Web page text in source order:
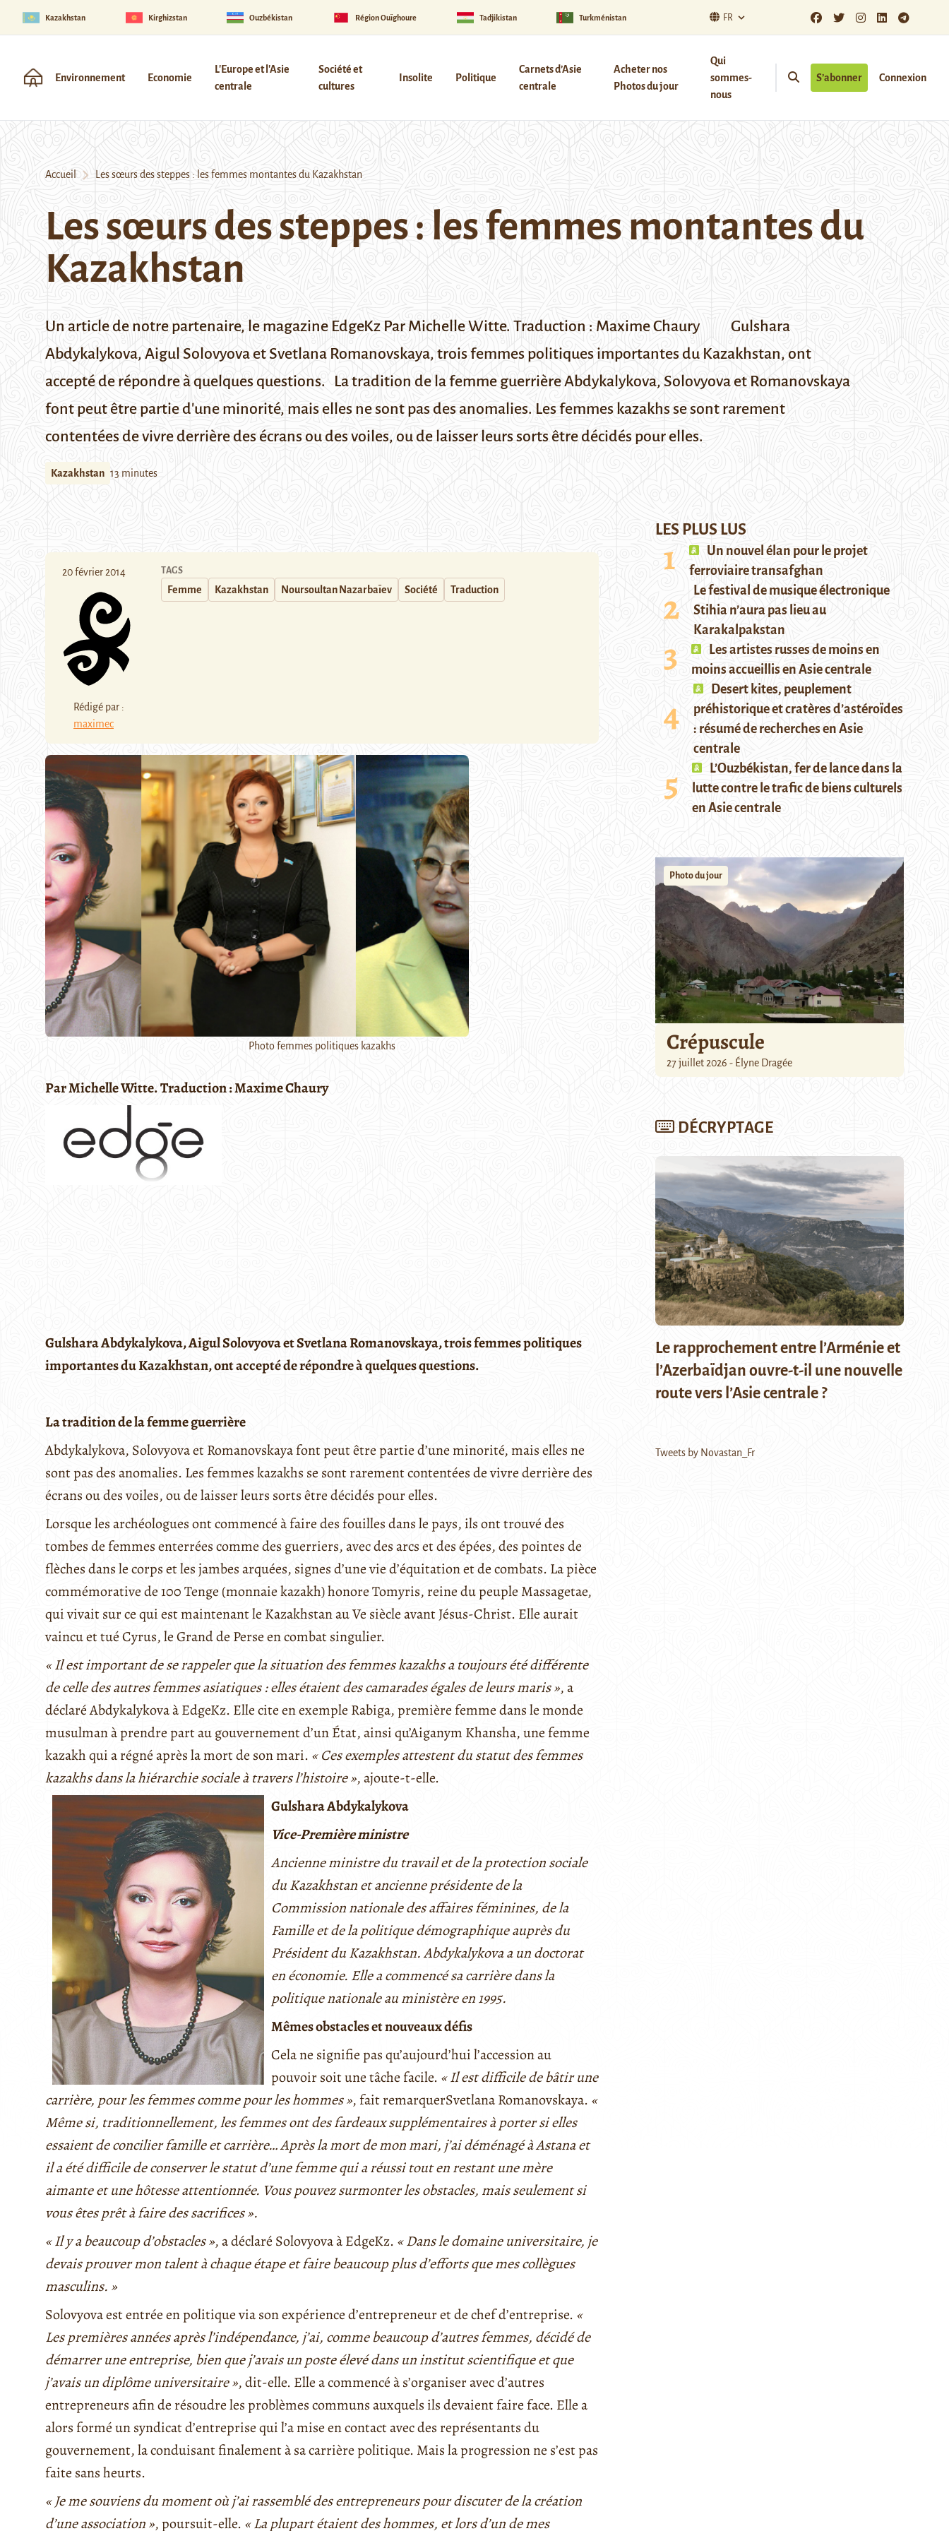
Kazakhstan Kirghizstan Ouzbékistan Région Ouïghoure Tadjikistan Turkménistan FR
Environnement Economie
L'Europe et l'Asie
centrale
Société et
cultures
Insolite Politique
Carnets d’Asie
centrale
Acheter nos
Photos du jour
Qui
sommes-
nous
S’abonner Connexion
Accueil Les sœurs des steppes : les femmes montantes du Kazakhstan
Les sœurs des steppes : les femmes montantes du
Kazakhstan
Un article de notre partenaire, le magazine EdgeKz Par Michelle Witte. Traduction : Maxime Chaury
Gulshara
Abdykalykova, Aigul Solovyova et Svetlana Romanovskaya, trois femmes politiques importantes du Kazakhstan, ont
accepté de répondre à quelques questions.
La tradition de la femme guerrièreAbdykalykova, Solovyova et Romanovskaya
font peut être partie d'une minorité, mais elles ne sont pas des anomalies. Les femmes kazakhs se sont rarement
contentées de vivre derrière des écrans ou des voiles, ou de laisser leurs sorts être décidés pour elles.
Kazakhstan 13 minutes
20 février 2014
Rédigé par :
maximec
TAGS
Femme Kazakhstan Noursoultan Nazarbaïev Société Traduction
Photo femmes politiques kazakhs
Par Michelle Witte. Traduction : Maxime Chaury
Gulshara Abdykalykova, Aigul Solovyova et Svetlana Romanovskaya, trois femmes politiques
importantes du Kazakhstan, ont accepté de répondre à quelques questions.
La tradition de la femme guerrière
Abdykalykova, Solovyova et Romanovskaya font peut être partie d’une minorité, mais elles ne
sont pas des anomalies. Les femmes kazakhs se sont rarement contentées de vivre derrière des
écrans ou des voiles, ou de laisser leurs sorts être décidés pour elles.
Lorsque les archéologues ont commencé à faire des fouilles dans le pays, ils ont trouvé des
tombes de femmes enterrées comme des guerriers, avec des arcs et des épées, des pointes de
flèches dans le corps et les jambes arquées, signes d’une vie d’équitation et de combats. La pièce
commémorative de 100 Tenge (monnaie kazakh) honore Tomyris, reine du peuple Massagetae,
qui vivait sur ce qui est maintenant le Kazakhstan au Ve siècle avant Jésus-Christ. Elle aurait
vaincu et tué Cyrus, le Grand de Perse en combat singulier.
« Il est important de se rappeler que la situation des femmes kazakhs a toujours été différente
de celle des autres femmes asiatiques : elles étaient des camarades égales de leurs maris », a
déclaré Abdykalykova à EdgeKz. Elle cite en exemple Rabiga, première femme dans le monde
musulman à prendre part au gouvernement d’un État, ainsi qu’Aiganym Khansha, une femme
kazakh qui a régné après la mort de son mari. « Ces exemples attestent du statut des femmes
kazakhs dans la hiérarchie sociale à travers l’histoire », ajoute-t-elle.
Gulshara Abdykalykova
Vice-Première ministre
Ancienne ministre du travail et de la protection sociale
du Kazakhstan et ancienne présidente de la
Commission nationale des affaires féminines, de la
Famille et de la politique démographique auprès du
Président du Kazakhstan. Abdykalykova a un doctorat
en économie. Elle a commencé sa carrière dans la
politique nationale au ministère en 1995.
Mêmes obstacles et nouveaux défis
Cela ne signifie pas qu’aujourd’hui l’accession au
pouvoir soit une tâche facile. « Il est difficile de bâtir une
carrière, pour les femmes comme pour les hommes », fait remarquerSvetlana Romanovskaya. «
Même si, traditionnellement, les femmes ont des fardeaux supplémentaires à porter si elles
essaient de concilier famille et carrière… Après la mort de mon mari, j’ai déménagé à Astana et
il a été difficile de conserver le statut d’une femme qui a réussi tout en restant une mère
aimante et une hôtesse attentionnée. Vous pouvez surmonter les obstacles, mais seulement si
vous êtes prêt à faire des sacrifices ».
« Il y a beaucoup d’obstacles », a déclaré Solovyova à EdgeKz. « Dans le domaine universitaire, je
devais prouver mon talent à chaque étape et faire beaucoup plus d’efforts que mes collègues
masculins. »
Solovyova est entrée en politique via son expérience d’entrepreneur et de chef d’entreprise. «
Les premières années après l’indépendance, j’ai, comme beaucoup d’autres femmes, décidé de
démarrer une entreprise, bien que j’avais un poste élevé dans un institut scientifique et que
j’avais un diplôme universitaire », dit-elle. Elle a commencé à s’organiser avec d’autres
entrepreneurs afin de résoudre les problèmes communs auxquels ils devaient faire face. Elle a
alors formé un syndicat d’entreprise qui l’a mise en contact avec des représentants du
gouvernement, la conduisant finalement à sa carrière politique. Mais la progression ne s’est pas
faite sans heurts.
« Je me souviens du moment où j’ai rassemblé des entrepreneurs pour discuter de la création
d’une association », poursuit-elle. « La plupart étaient des hommes, et lors d’un de mes
LES PLUS LUS
Un nouvel élan pour le projet
ferroviaire transafghan
Le festival de musique électronique
Stihia n’aura pas lieu au
Karakalpakstan
Les artistes russes de moins en
moins accueillis en Asie centrale
Desert kites, peuplement
préhistorique et cratères d’astéroïdes
: résumé de recherches en Asie
centrale
L’Ouzbékistan, fer de lance dans la
lutte contre le trafic de biens culturels
en Asie centrale
Photo du jour
Crépuscule
27 juillet 2026 - Élyne Dragée
DÉCRYPTAGE
Le rapprochement entre l’Arménie et
l’Azerbaïdjan ouvre-t-il une nouvelle
route vers l’Asie centrale ?
Tweets by Novastan_Fr